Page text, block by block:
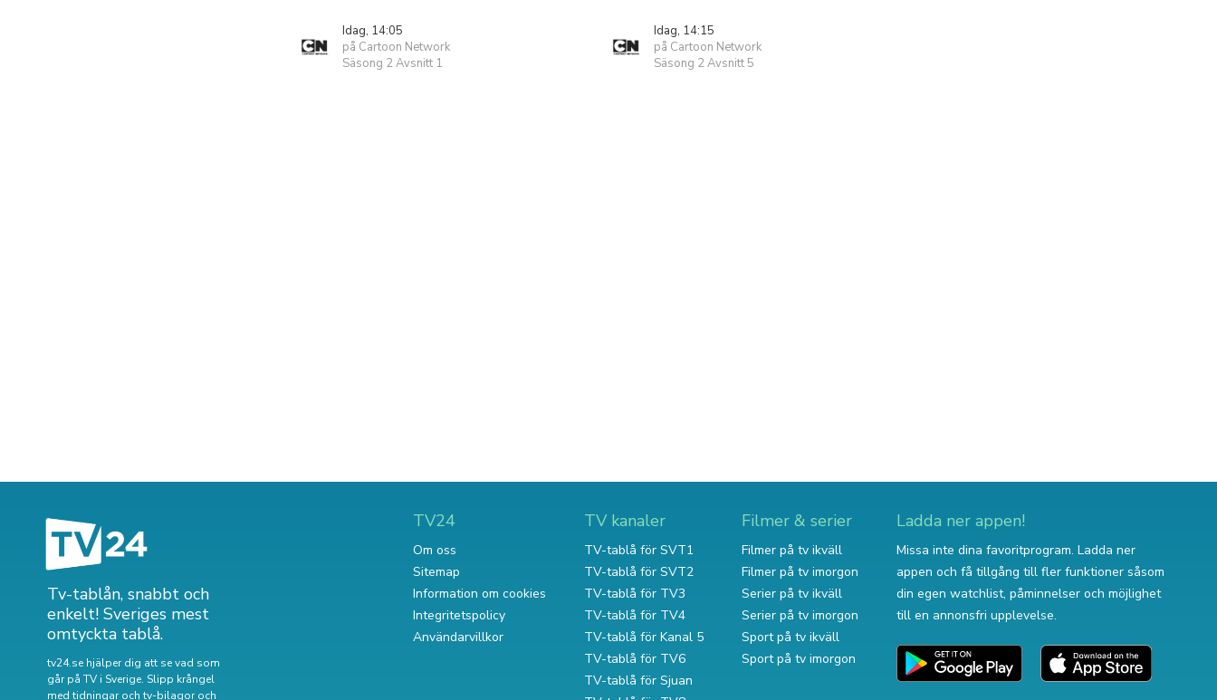
Idag, 14:05
på Cartoon Network
Säsong 2 Avsnitt 1
Idag, 14:15
på Cartoon Network
Säsong 2 Avsnitt 5
Tv-tablån, snabbt och
enkelt! Sveriges mest
omtyckta tablå.
tv24.se hjälper dig att se vad som
går på TV i Sverige. Slipp krångel
med tidningar och tv-bilagor och
TV24
Om oss
Sitemap
Information om cookies
Integritetspolicy
Användarvillkor
TV kanaler
TV-tablå för SVT1
TV-tablå för SVT2
TV-tablå för TV3
TV-tablå för TV4
TV-tablå för Kanal 5
TV-tablå för TV6
TV-tablå för Sjuan
Filmer & serier
Filmer på tv ikväll
Filmer på tv imorgon
Serier på tv ikväll
Serier på tv imorgon
Sport på tv ikväll
Sport på tv imorgon
Ladda ner appen!
Missa inte dina favoritprogram. Ladda ner
appen och få tillgång till fler funktioner såsom
din egen watchlist, påminnelser och möjlighet
till en annonsfri upplevelse.